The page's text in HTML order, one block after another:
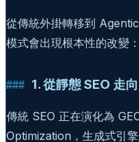
從傳統外掛轉移到
模式會出現根本性的改變：
1. 從靜態 SEO 走
傳統 SEO 正在演化為
Optimization，生成式引